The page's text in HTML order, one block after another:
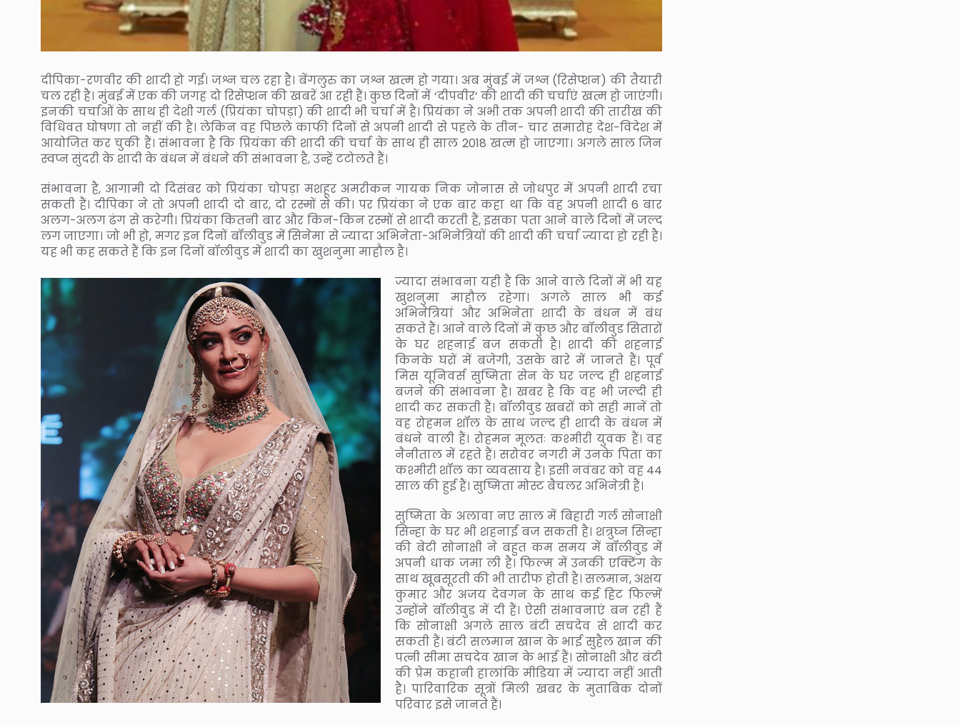
दीपिका-रणवीर की शादी हो गई। जश्न चल रहा है। बेंगलुरु का जश्न खत्म हो गया। अब मुंबई में जश्न (रिसेप्शन) की तैयारी
चल रही है। मुंबई में एक की जगह दो रिसेप्शन की खबरें आ रही हैं। कुछ दिनों में ‘दीपवीर’ की शादी की चर्चाएं खत्म हो जाएंगी।
इनकी चर्चाओं के साथ ही देशी गर्ल (प्रियंका चोपड़ा) की शादी भी चर्चा में है। प्रियंका ने अभी तक अपनी शादी की तारीख की
विधिवत घोषणा तो नहीं की है। लेकिन वह पिछले काफी दिनों से अपनी शादी से पहले के तीन- चार समारोह देश-विदेश में
आयोजित कर चुकी हैं। संभावना है कि प्रियंका की शादी की चर्चा के साथ ही साल 2018 खत्म हो जाएगा। अगले साल जिन
स्वप्न सुंदरी के शादी के बंधन में बंधने की संभावना है, उन्हें टटोलते हैं।
संभावना है, आगामी दो दिसंबर को प्रियंका चोपड़ा मशहूर अमरीकन गायक निक जोनास से जोधपुर में अपनी शादी रचा
सकती हैं। दीपिका ने तो अपनी शादी दो बार, दो रस्मों से की। पर प्रियंका ने एक बार कहा था कि वह अपनी शादी 6 बार
अलग-अलग ढंग से करेगी। प्रियंका कितनी बार और किन-किन रस्मों से शादी करती हैं, इसका पता आने वाले दिनों में जल्द
लग जाएगा। जो भी हो, मगर इन दिनों बॉलीवुड में सिनेमा से ज्यादा अभिनेता-अभिनेत्रियों की शादी की चर्चा ज्यादा हो रही है।
यह भी कह सकते हैं कि इन दिनों बॉलीवुड में शादी का खुशनुमा माहौल है।
ज्यादा संभावना यही है कि आने वाले दिनों में भी यह
खुशनुमा माहौल रहेगा। अगले साल भी कई
अभिनेत्रियां और अभिनेता शादी के बंधन में बंध
सकते हैं। आने वाले दिनों में कुछ और बॉलीवुड सितारों
के घर शहनाई बज सकती है। शादी की शहनाई
किनके घरों में बजेगी, उसके बारे में जानते हैं। पूर्व
मिस यूनिवर्स सुष्मिता सेन के घर जल्द ही शहनाई
बजने की संभावना है। खबर है कि वह भी जल्दी ही
शादी कर सकती हैं। बॉलीवुड खबरों को सही मानें तो
वह रोहमन शॉल के साथ जल्द ही शादी के बंधन में
बंधने वाली हैं। रोहमन मूलतः कश्मीरी युवक हैं। वह
नैनीताल में रहते हैं। सरोवर नगरी में उनके पिता का
कश्मीरी शॉल का व्यवसाय है। इसी नवंबर को वह 44
साल की हुई हैं। सुष्मिता मोस्ट बैचलर अभिनेत्री हैं।
सुष्मिता के अलावा नए साल में बिहारी गर्ल सोनाक्षी
सिन्हा के घर भी शहनाई बज सकती है। शत्रुघ्न सिन्हा
की बेटी सोनाक्षी ने बहुत कम समय में बॉलीवुड में
अपनी धाक जमा ली है। फिल्म में उनकी एक्टिंग के
साथ खूबसूरती की भी तारीफ होती है। सलमान, अक्षय
कुमार और अजय देवगन के साथ कई हिट फिल्में
उन्होंने बॉलीवुड में दी हैं। ऐसी संभावनाएं बन रही हैं
कि सोनाक्षी अगले साल बंटी सचदेव से शादी कर
सकती हैं। बंटी सलमान खान के भाई सुहैल खान की
पत्नी सीमा सचदेव खान के भाई हैं। सोनाक्षी और बंटी
की प्रेम कहानी हालांकि मीडिया में ज्यादा नहीं आती
है। पारिवारिक सूत्रों मिली खबर के मुताबिक दोनों
परिवार इसे जानते हैं।